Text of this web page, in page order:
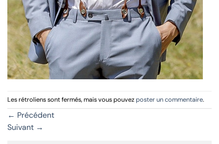
Les rétroliens sont fermés, mais vous pouvez poster un commentaire.
← Précédent
Suivant →